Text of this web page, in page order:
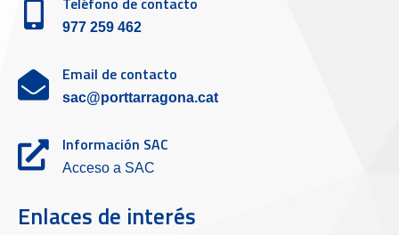
977 259 462
Email de contacto
sac@porttarragona.cat
Información SAC
Acceso a SAC
Enlaces de interés